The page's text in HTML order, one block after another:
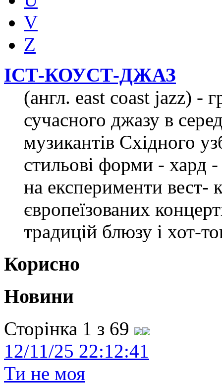
V
Z
ІСТ-КОУСТ-ДЖАЗ
(англ. east coast jazz) -
сучасного джазу в
музикантів Східного
стильові форми - хард
на експерименти вест-
європеїзованих
традицій блюзу і хот-
Корисно
Новини
Сторінка 1 з 69
12/11/25 22:12:41
Ти не моя